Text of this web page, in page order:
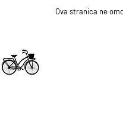
Ova stranica ne